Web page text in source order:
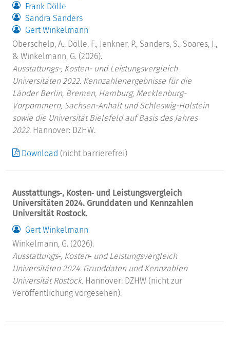
Frank Dölle
Sandra Sanders
Gert Winkelmann
Oberschelp, A., Dölle, F., Jenkner, P., Sanders, S., Soares, J.,
& Winkelmann, G. (2026).
Ausstattungs-, Kosten- und Leistungsvergleich
Universitäten 2022. Kennzahlenergebnisse für die
Länder Berlin, Bremen, Hamburg, Mecklenburg-
Vorpommern, Sachsen-Anhalt und Schleswig-Holstein
sowie die Universität Bielefeld auf Basis des Jahres
2022. Hannover: DZHW.
Download (nicht barrierefrei)
Ausstattungs‐, Kosten‐ und Leistungsvergleich
Universitäten 2024. Grunddaten und Kennzahlen
Universität Rostock.
Gert Winkelmann
Winkelmann, G. (2026).
Ausstattungs‐, Kosten‐ und Leistungsvergleich
Universitäten 2024. Grunddaten und Kennzahlen
Universität Rostock. Hannover: DZHW (nicht zur
Veröffentlichung vorgesehen).